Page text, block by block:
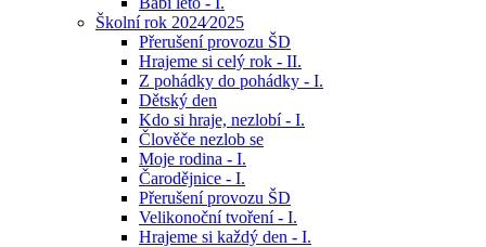
Školní rok 2024⁄2025
Přerušení provozu ŠD
Hrajeme si celý rok - II.
Z pohádky do pohádky - I.
Dětský den
Kdo si hraje, nezlobí - I.
Člověče nezlob se
Moje rodina - I.
Čarodějnice - I.
Přerušení provozu ŠD
Velikonoční tvoření - I.
Hrajeme si každý den - I.